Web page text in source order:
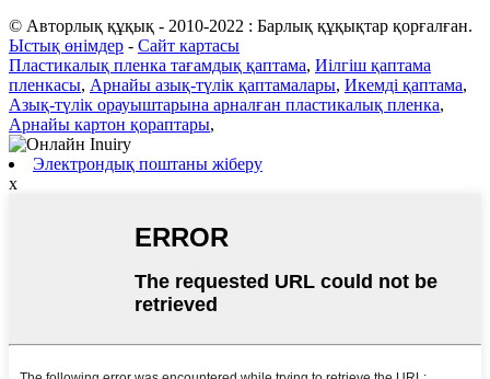
© Авторлық құқық - 2010-2022 : Барлық құқықтар қорғалған.
Ыстық өнімдер - Сайт картасы
Пластикалық пленка тағамдық қаптама, Иілгіш қаптама
пленкасы, Арнайы азық-түлік қаптамалары, Икемді қаптама,
Азық-түлік орауыштарына арналған пластикалық пленка,
Арнайы картон қораптары,
Электрондық поштаны жіберу
x